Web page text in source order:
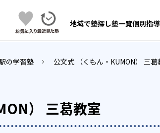
地域で塾探し塾一覧個別指
の学習塾 公文式 （くもん・KUMON） 三葛
） 三葛教室